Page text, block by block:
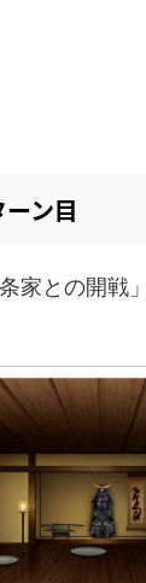
ン目
家との開戦」